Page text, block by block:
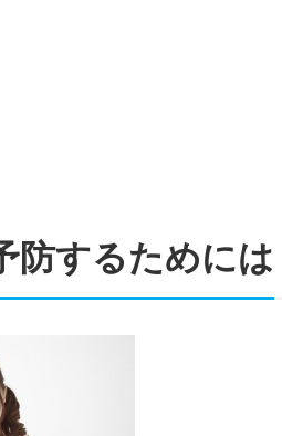
防するためには